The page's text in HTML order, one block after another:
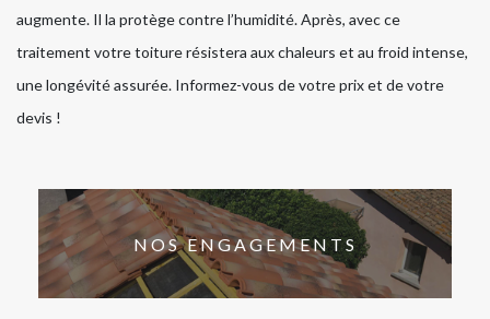
augmente. Il la protège contre l’humidité. Après, avec ce
traitement votre toiture résistera aux chaleurs et au froid intense,
une longévité assurée. Informez-vous de votre prix et de votre
devis !
NOS ENGAGEMENTS